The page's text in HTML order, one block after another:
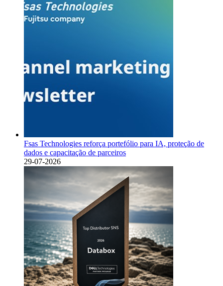
Fsas Technologies reforça portefólio para IA, proteção de
dados e capacitação de parceiros
29-07-2026